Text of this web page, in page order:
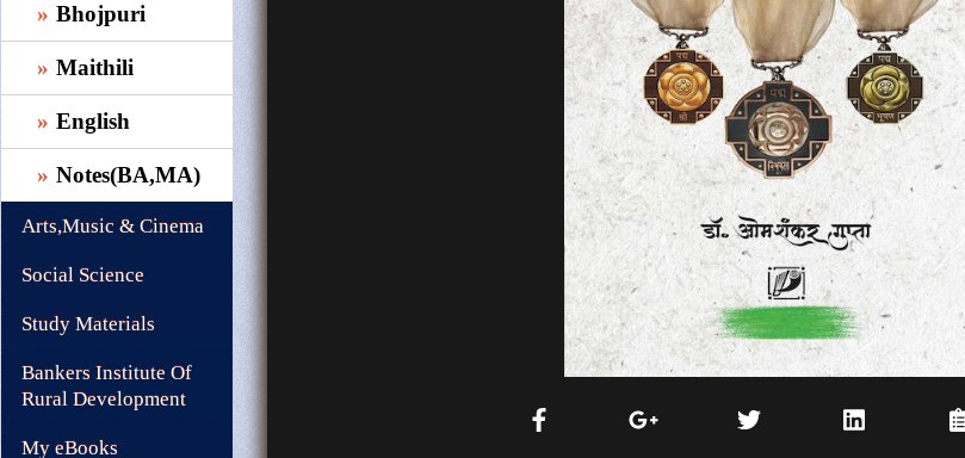
Bhojpuri
Maithili
English
Notes(BA,MA)
Arts,Music & Cinema
Social Science
Study Materials
Bankers Institute Of
Rural Development
My eBooks